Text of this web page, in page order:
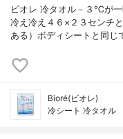
ビオレ 冷タオル－３℃が
冷え冷え４６×２３センチ
ある）ボディシートと同じ
Bioré(ビオレ)
冷シート 冷タオル